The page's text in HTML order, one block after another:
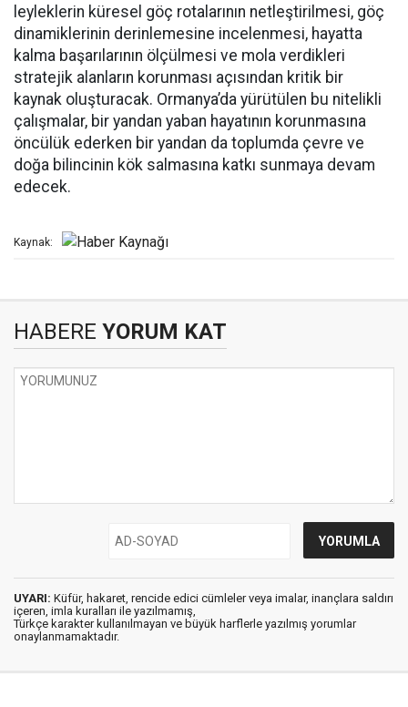
leyleklerin küresel göç rotalarının netleştirilmesi, göç
dinamiklerinin derinlemesine incelenmesi, hayatta
kalma başarılarının ölçülmesi ve mola verdikleri
stratejik alanların korunması açısından kritik bir
kaynak oluşturacak. Ormanya’da yürütülen bu nitelikli
çalışmalar, bir yandan yaban hayatının korunmasına
öncülük ederken bir yandan da toplumda çevre ve
doğa bilincinin kök salmasına katkı sunmaya devam
edecek.
Kaynak:
HABERE YORUM KAT
UYARI: Küfür, hakaret, rencide edici cümleler veya imalar, inançlara saldırı
içeren, imla kuralları ile yazılmamış,
Türkçe karakter kullanılmayan ve büyük harflerle yazılmış yorumlar
onaylanmamaktadır.